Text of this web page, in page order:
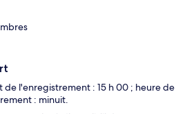
de l'enregistrement : 15 h 00 ; heure de
: minuit.